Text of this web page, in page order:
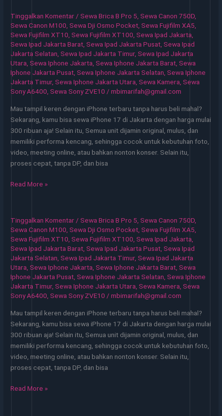
untuk
Konten
dan
Kerja
Profesional
Tinggalkan Komentar / Sewa Brica B Pro 5 Sewa Canon 750D
Sewa Canon M100 Sewa Dji Osmo Pocket Sewa Fujifilm XA5
Sewa Fujifilm XT10 Sewa Fujifilm XT100 Sewa Ipad Jakarta
Sewa Ipad Jakarta Barat Sewa Ipad Jakarta Pusat Sewa Ipad
Jakarta Selatan Sewa Ipad Jakarta Timur, Sewa Ipad Jakarta
Utara Sewa Iphone Jakarta Sewa Iphone Jakarta Barat Sewa
Iphone Jakarta Pusat Sewa Iphone Jakarta Selatan Sewa Iphone
Jakarta Timur, Sewa Iphone Jakarta Utara Sewa Kamera Sewa
Sony A6400 Sewa Sony ZVE10 /mbimarifah@gmail.com
Mau tampil keren dengan iPhone terbaru tanpa harus beli mahal?
Sekarang, kamu bisa sewa iPhone 17 di Jakarta dengan harga mulai
300 ribuan aja! Selain itu, Semua unit dijamin original, mulus, dan
memiliki performa kencang, sehingga cocok untuk kebutuhan foto,
video, meeting online, atau bahkan nonton konser. Selain itu,
proses cepat, tanpa DP, dan bisa
Sewa
Solusi
Cerdas
untuk
Proyek
Sementara
Read More »
Tinggalkan Komentar / Sewa Brica B Pro 5 Sewa Canon 750D
Sewa Canon M100 Sewa Dji Osmo Pocket Sewa Fujifilm XA5
Sewa Fujifilm XT10 Sewa Fujifilm XT100 Sewa Ipad Jakarta
Sewa Ipad Jakarta Barat Sewa Ipad Jakarta Pusat Sewa Ipad
Jakarta Selatan Sewa Ipad Jakarta Timur, Sewa Ipad Jakarta
Utara Sewa Iphone Jakarta Sewa Iphone Jakarta Barat Sewa
Iphone Jakarta Pusat Sewa Iphone Jakarta Selatan Sewa Iphone
Jakarta Timur, Sewa Iphone Jakarta Utara Sewa Kamera Sewa
Sony A6400 Sewa Sony ZVE10 /mbimarifah@gmail.com
Mau tampil keren dengan iPhone terbaru tanpa harus beli mahal?
Sekarang, kamu bisa sewa iPhone 17 di Jakarta dengan harga mulai
300 ribuan aja! Selain itu, Semua unit dijamin original, mulus, dan
memiliki performa kencang, sehingga cocok untuk kebutuhan foto,
video, meeting online, atau bahkan nonton konser. Selain itu,
proses cepat, tanpa DP, dan bisa
Sewa
Read More »